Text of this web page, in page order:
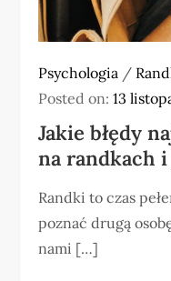
Psychologia /
Posted on:13
Jakie błędy
na randkach
Randki to czas
poznać drugą
nami […]